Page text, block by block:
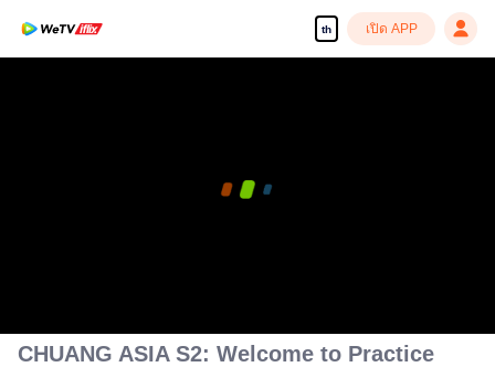
th เปิด APP
CHUANG ASIA S2: Welcome to Practice